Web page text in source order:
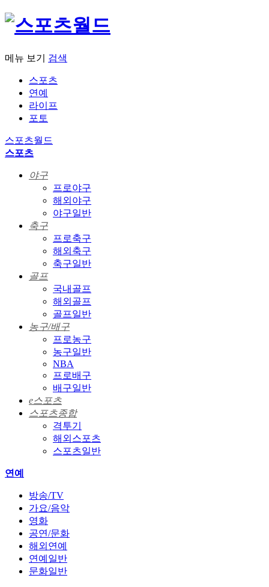
메뉴 보기 검색
스포츠
연예
라이프
포토
스포츠월드
스포츠
야구
프로야구
해외야구
야구일반
축구
프로축구
해외축구
축구일반
골프
국내골프
해외골프
골프일반
농구/배구
프로농구
농구일반
NBA
프로배구
배구일반
e스포츠
스포츠종합
격투기
해외스포츠
스포츠일반
연예
방송/TV
가요/음악
영화
공연/문화
해외연예
연예일반
문화일반